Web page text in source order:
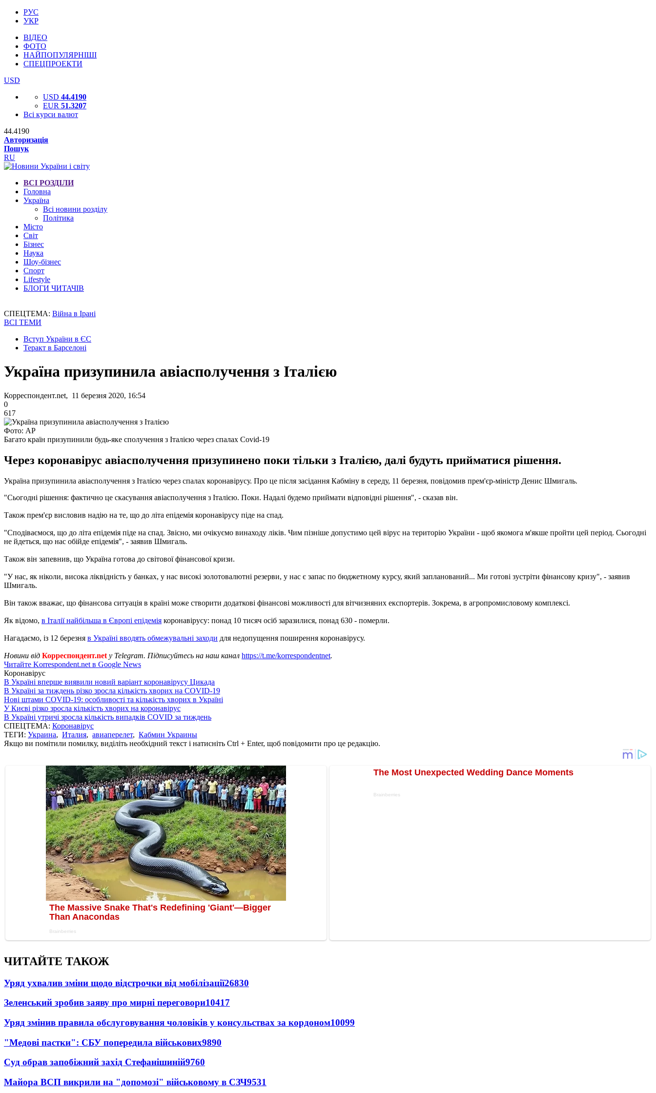
РУС
УКР
ВІДЕО
ФОТО
НАЙПОПУЛЯРНІШІ
СПЕЦПРОЕКТИ
USD
USD 44.4190
EUR 51.3207
Всі курси валют
44.4190
Авторизація
Пошук
RU
ВСІ РОЗДІЛИ
Головна
Україна
Всі новини розділу
Політика
Місто
Світ
Бізнес
Наука
Шоу-бізнес
Спорт
Lifestyle
БЛОГИ ЧИТАЧІВ
СПЕЦТЕМА: Війна в Ірані
ВСІ ТЕМИ
Вступ України в ЄС
Теракт в Барселоні
Україна призупинила авіасполучення з Італією
Корреспондент.net, 11 березня 2020, 16:54
0
617
Фото: AP
Багато країн призупинили будь-яке сполучення з Італією через спалах Covid-19
Через коронавірус авіасполучення призупинено поки тільки з Італією, далі будуть прийматися рішення.
Україна призупинила авіасполучення з Італією через спалах коронавірусу. Про це після засідання Кабміну в середу, 11 березня, повідомив прем'єр-міністр Денис Шмигаль.
"Сьогодні рішення: фактично це скасування авіасполучення з Італією. Поки. Надалі будемо приймати відповідні рішення", - сказав він.
Також прем'єр висловив надію на те, що до літа епідемія коронавірусу піде на спад.
"Сподіваємося, що до літа епідемія піде на спад. Звісно, ми очікуємо винаходу ліків. Чим пізніше допустимо цей вірус на територію України - щоб якомога м'якше пройти цей період. Сьогодні
не йдеться, що нас обійде епідемія", - заявив Шмигаль.
Також він запевнив, що Україна готова до світової фінансової кризи.
"У нас, як ніколи, висока ліквідність у банках, у нас високі золотовалютні резерви, у нас є запас по бюджетному курсу, який запланований... Ми готові зустріти фінансову кризу", - заявив
Шмигаль.
Він також вважає, що фінансова ситуація в країні може створити додаткові фінансові можливості для вітчизняних експортерів. Зокрема, в агропромисловому комплексі.
Як відомо, в Італії найбільша в Європі епідемія коронавірусу: понад 10 тисяч осіб заразилися, понад 630 - померли.
Нагадаємо, із 12 березня в Україні вводять обмежувальні заходи для недопущення поширення коронавірусу.
Новини від Корреспондент.net у Telegram. Підписуйтесь на наш канал https://t.me/korrespondentnet.
Читайте Korrespondent.net в Google News
Коронавірус
В Україні вперше виявили новий варіант коронавірусу Цикада
В Україні за тиждень різко зросла кількість хворих на COVID-19
Нові штами COVID-19: особливості та кількість хворих в Україні
У Києві різко зросла кількість хворих на коронавірус
В Україні утричі зросла кількість випадків COVID за тиждень
СПЕЦТЕМА: Коронавірус
ТЕГИ: Украина, Италия, авиаперелет, Кабмин Украины
Якщо ви помітили помилку, виділіть необхідний текст і натисніть Ctrl + Enter, щоб повідомити про це редакцію.
ЧИТАЙТЕ ТАКОЖ
Уряд ухвалив зміни щодо відстрочки від мобілізації26830
Зеленський зробив заяву про мирні переговори10417
Уряд змінив правила обслуговування чоловіків у консульствах за кордоном10099
"Медові пастки": СБУ попередила військових9890
Суд обрав запобіжний захід Стефанішиній9760
Майора ВСП викрили на "допомозі" військовому в СЗЧ9531